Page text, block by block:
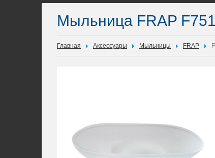
Мыльница FRAP F751
Главная Аксессуары Мыльницы FRAP